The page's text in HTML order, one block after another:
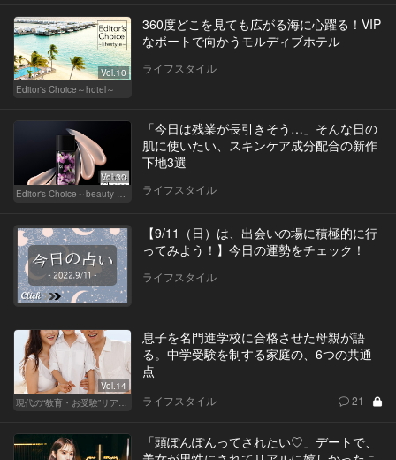
Vol.10
Editor's Choice～hotel～
360度どこを見ても広がる海に心躍る！VIP
なボートで向かうモルディブホテル
ライフスタイル
Vol.30
Editor's Choice～beauty & wellness～
「今日は残業が長引きそう…」そんな日の
肌に使いたい、スキンケア成分配合の新作
下地3選
ライフスタイル
【9/11（日）は、出会いの場に積極的に行
ってみよう！】今日の運勢をチェック！
ライフスタイル
Vol.14
現代の“教育・お受験”リアルドキュメント
息子を名門進学校に合格させた母親が語
る。中学受験を制する家庭の、6つの共通
点
ライフスタイル 21
「頭ぽんぽんってされたい♡」デートで、